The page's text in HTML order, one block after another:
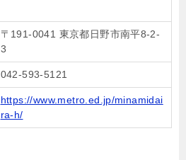
〒191-0041 東京都日野市南平8-2-
3
042-593-5121
https://www.metro.ed.jp/minamidai
ra-h/